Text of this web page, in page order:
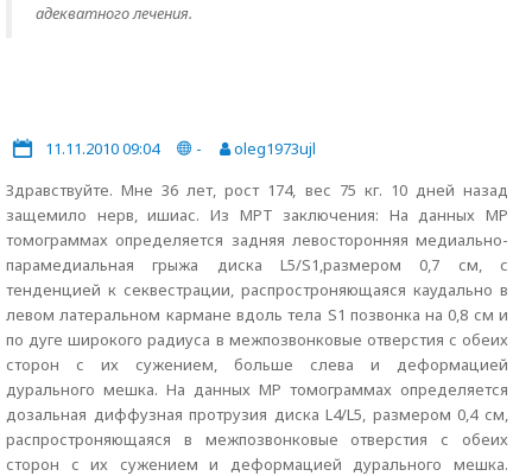
адекватного лечения.
11.11.2010 09:04 -
oleg1973ujl
Здравствуйте. Мне 36 лет, рост 174, вес 75 кг. 10 дней назад
защемило нерв, ишиас. Из МРТ заключения: На данных МР
томограммах определяется задняя левосторонняя медиально-
парамедиальная грыжа диска L5/S1,размером 0,7 см, с
тенденцией к секвестрации, распростроняющаяся каудально в
левом латеральном кармане вдоль тела S1 позвонка на 0,8 см и
по дуге широкого радиуса в межпозвонковые отверстия с обеих
сторон с их сужением, больше слева и деформацией
дурального мешка. На данных МР томограммах определяется
дозальная диффузная протрузия диска L4/L5, размером 0,4 см,
распростроняющаяся в межпозвонковые отверстия с обеих
сторон с их сужением и деформацией дурального мешка.